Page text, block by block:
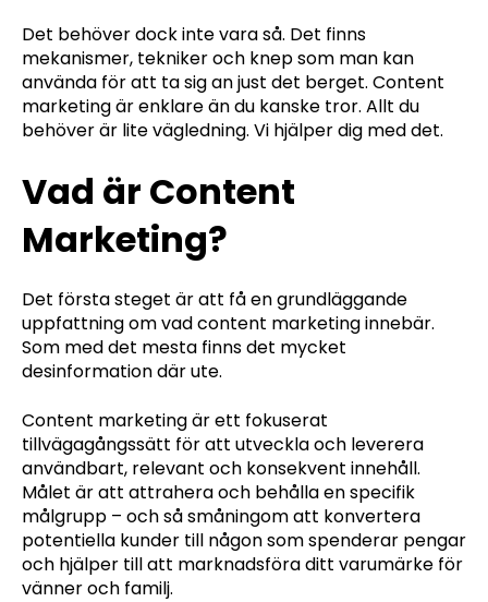
Det behöver dock inte vara så. Det finns
mekanismer, tekniker och knep som man kan
använda för att ta sig an just det berget. Content
marketing är enklare än du kanske tror. Allt du
behöver är lite vägledning. Vi hjälper dig med det.
Vad är Content
Marketing?
Det första steget är att få en grundläggande
uppfattning om vad content marketing innebär.
Som med det mesta finns det mycket
desinformation där ute.
Content marketing är ett fokuserat
tillvägagångssätt för att utveckla och leverera
användbart, relevant och konsekvent innehåll.
Målet är att attrahera och behålla en specifik
målgrupp – och så småningom att konvertera
potentiella kunder till någon som spenderar pengar
och hjälper till att marknadsföra ditt varumärke för
vänner och familj.